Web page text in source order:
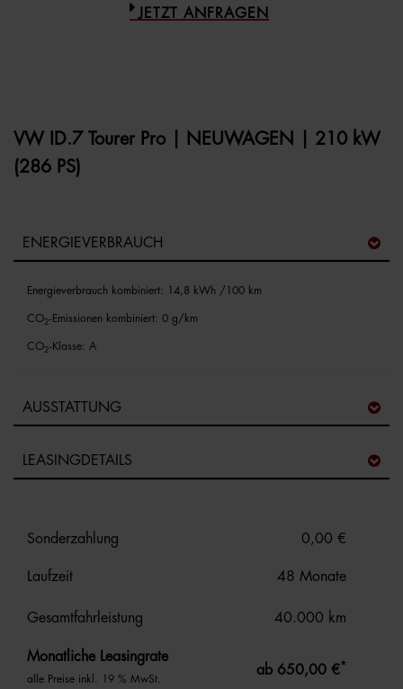
JETZT ANFRAGEN
VW ID.7 Tourer Pro | NEUWAGEN | 210 kW
(286 PS)
ENERGIEVERBRAUCH
Energieverbrauch kombiniert: 14,8 kWh /100 km
CO2-Emissionen kombiniert: 0 g/km
CO2-Klasse: A
AUSSTATTUNG
LEASINGDETAILS
Sonderzahlung 0,00 €
Laufzeit 48 Monate
Gesamtfahrleistung 40.000 km
Monatliche Leasingrate
alle Preise inkl. 19 % MwSt.
ab 650,00 €*